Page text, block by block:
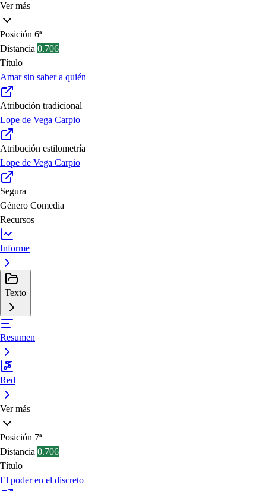
Ver más
Posición 6ª
Distancia 0.706
Título
Amar sin saber a quién
Atribución tradicional
Lope de Vega Carpio
Atribución estilometría
Lope de Vega Carpio
Segura
Género Comedia
Recursos
Informe
Texto
Resumen
Red
Ver más
Posición 7ª
Distancia 0.706
Título
El poder en el discreto